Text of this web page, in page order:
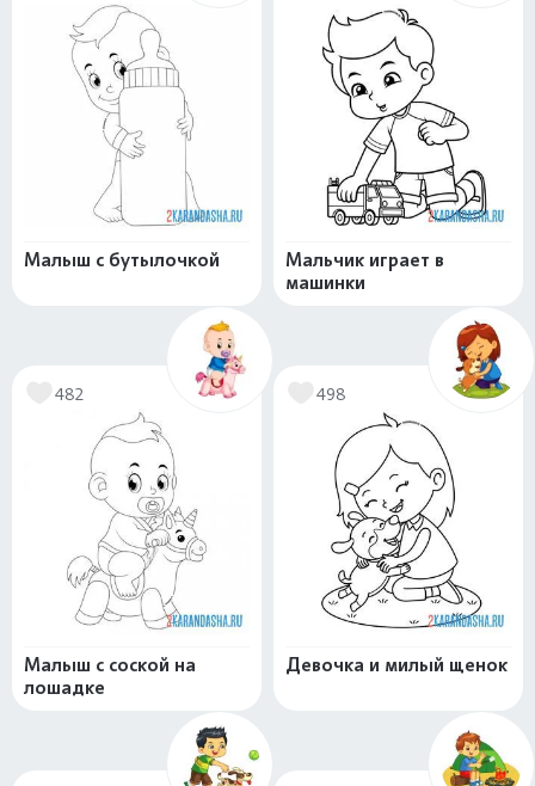
Малыш с бутылочкой
Мальчик играет в
машинки
482
Малыш с соской на
лошадке
498
Девочка и милый щенок